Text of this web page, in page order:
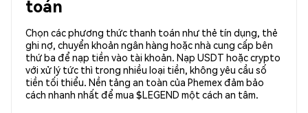
toán
Chọn các phương thức thanh toán như thẻ tín dụng, thẻ
ghi nợ, chuyển khoản ngân hàng hoặc nhà cung cấp bên
thứ ba để nạp tiền vào tài khoản. Nạp USDT hoặc crypto
với xử lý tức thì trong nhiều loại tiền, không yêu cầu số
tiền tối thiểu. Nền tảng an toàn của Phemex đảm bảo
cách nhanh nhất để mua $LEGEND một cách an tâm.